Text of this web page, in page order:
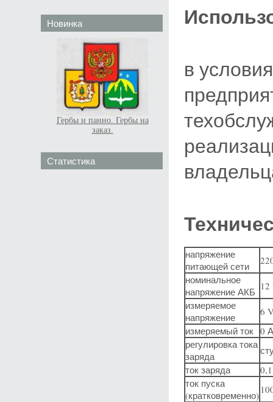
Новинка
Гербы и панно. Гербы на
заказ.
Статистика
в
напряжение
питающей сети
номинальное
напряжение АКБ
измеряемое
напряжение
6
измеряемый ток 0
регулировка тока
заряда
ток заряда
ток пуска
(кратковременно)